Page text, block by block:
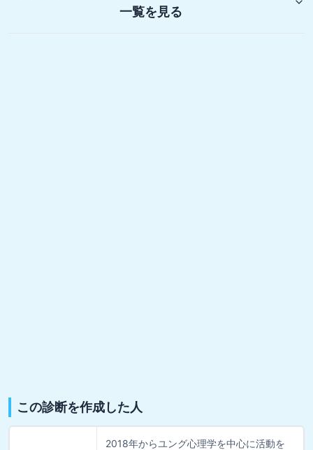
一覧を見る
この診断を作成した人
2018年からユング心理学を中心に活動を